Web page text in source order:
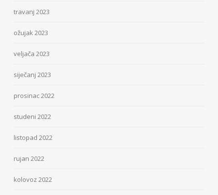
travanj 2023
ožujak 2023
veljača 2023
siječanj 2023
prosinac 2022
studeni 2022
listopad 2022
rujan 2022
kolovoz 2022